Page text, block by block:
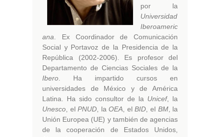
por la
Universidad
Iberoameric
ana . Ex Coordinador de Comunicación
Social y Portavoz de la Presidencia de la
República (2002-2006). Es profesor del
Departamento de Ciencias Sociales de la
Ibero . Ha impartido cursos en
universidades de México y de América
Latina. Ha sido consultor de la Unicef, la
Unesco , elPNUD , laOEA , elBID , el BM, la
Unión Europea (UE) y también de agencias
de la cooperación de Estados Unidos,